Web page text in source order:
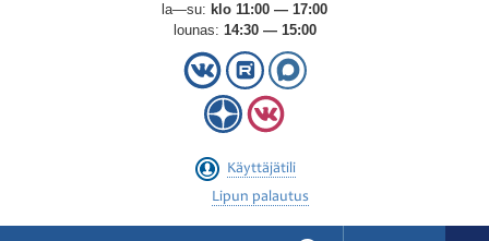
la—su: klo 11:00 — 17:00
lounas: 14:30 — 15:00
Käyttäjätili
Lipun palautus